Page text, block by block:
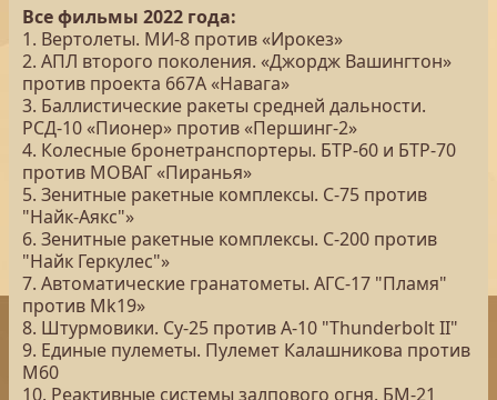
Все фильмы 2022 года:
1. Вертолеты. МИ-8 против «Ирокез»
2. АПЛ второго поколения. «Джордж Вашингтон»
против проекта 667А «Навага»
3. Баллистические ракеты средней дальности.
РСД-10 «Пионер» против «Першинг-2»
4. Колесные бронетранспортеры. БТР-60 и БТР-70
против МОВАГ «Пиранья»
5. Зенитные ракетные комплексы. С-75 против
"Найк-Аякс"»
6. Зенитные ракетные комплексы. С-200 против
"Найк Геркулес"»
7. Автоматические гранатометы. АГС-17 "Пламя"
против Mk19»
8. Штурмовики. Су-25 против A-10 "Thunderbolt II"
9. Единые пулеметы. Пулемет Калашникова против
М60
10. Реактивные системы залпового огня. БМ-21